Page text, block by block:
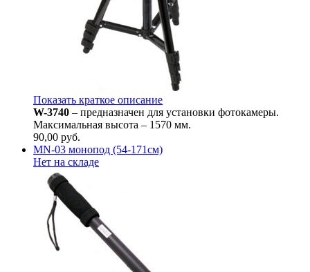
Показать краткое описание
W-3740 – предназначен для установки фотокамеры.
Максимальная высота – 1570 мм.
90,00 руб.
MN-03 монопод (54-171см)
Нет на складе